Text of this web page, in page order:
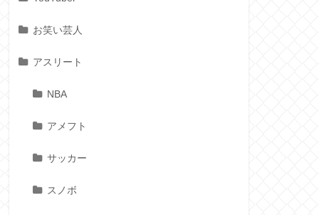
お笑い芸人
アスリート
NBA
アメフト
サッカー
スノボ